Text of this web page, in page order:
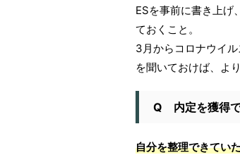
ESを事前に書き上げ
ておくこと。
3月からコロナウイ
を聞いておけば、よ
Q 内定を獲得で
自分を整理できてい